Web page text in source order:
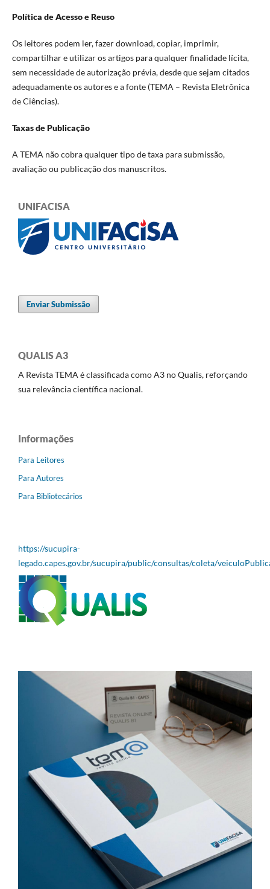
Política de Acesso e Reuso
Os leitores podem ler, fazer download, copiar, imprimir,
compartilhar e utilizar os artigos para qualquer finalidade lícita,
sem necessidade de autorização prévia, desde que sejam citados
adequadamente os autores e a fonte (TEMA – Revista Eletrônica
de Ciências).
Taxas de Publicação
A TEMA não cobra qualquer tipo de taxa para submissão,
avaliação ou publicação dos manuscritos.
UNIFACISA
Enviar Submissão
QUALIS A3
A Revista TEMA é classificada como A3 no Qualis, reforçando
sua relevância científica nacional.
Informações
Para Leitores
Para Autores
Para Bibliotecários
https://sucupira-
legado.capes.gov.br/sucupira/public/consultas/coleta/